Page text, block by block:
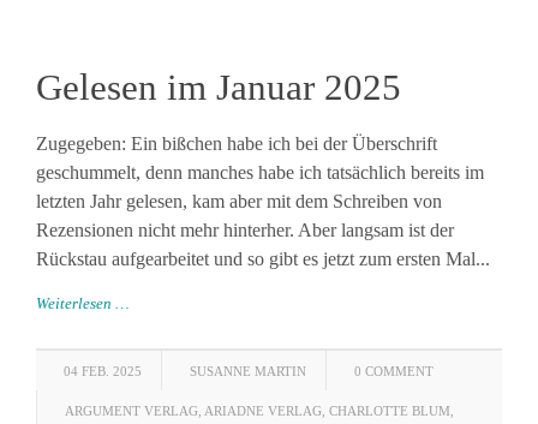
Gelesen im Januar 2025
Zugegeben: Ein bißchen habe ich bei der Überschrift
geschummelt, denn manches habe ich tatsächlich bereits im
letzten Jahr gelesen, kam aber mit dem Schreiben von
Rezensionen nicht mehr hinterher. Aber langsam ist der
Rückstau aufgearbeitet und so gibt es jetzt zum ersten Mal...
Weiterlesen …
04 FEB. 2025 SUSANNE MARTIN 0 COMMENT
ARGUMENT VERLAG ARIADNE VERLAG CHARLOTTE BLUM